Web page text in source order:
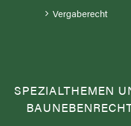
Vergaberecht
SPEZIALTHEMEN